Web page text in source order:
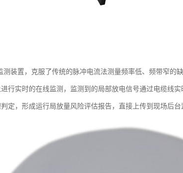
测装置，克服了传统的脉冲电流法测量频率低、频带窄的
行实时的在线监测，监测到的局部放电信号通过电缆线
定，形成运行局放量风险评估报告，直接上传到现场后